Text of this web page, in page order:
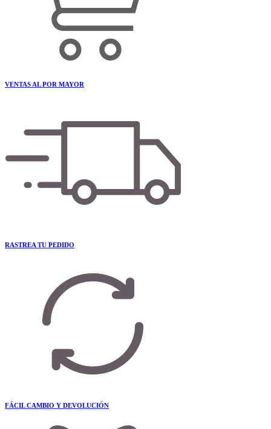
VENTAS AL POR MAYOR
RASTREA TU PEDIDO
FÁCIL CAMBIO Y DEVOLUCIÓN